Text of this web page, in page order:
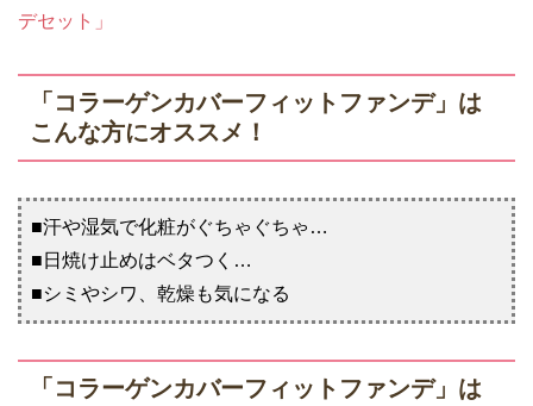
デセット」
「コラーゲンカバーフィットファンデ」は
こんな方にオススメ！
■汗や湿気で化粧がぐちゃぐちゃ…
■日焼け止めはベタつく…
■シミやシワ、乾燥も気になる
「コラーゲンカバーフィットファンデ」は